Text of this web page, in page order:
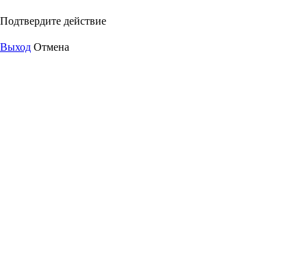
Подтвердите действие
Выход Отмена